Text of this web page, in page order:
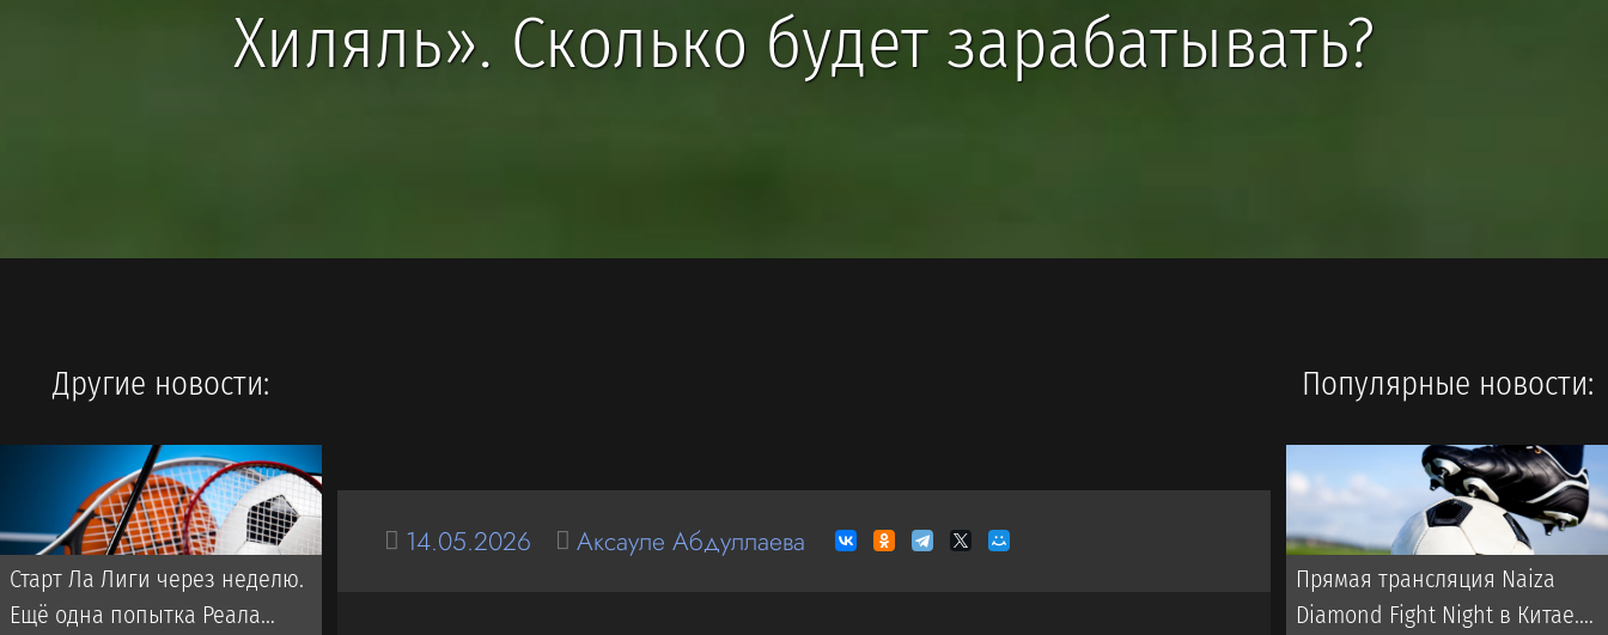
Хиляль». Сколько будет зарабатывать?
14.05.2026 Аксауле Абдуллаева
Другие новости:
Старт Ла Лиги через неделю.
Ещё одна попытка Реала
Популярные новости:
Прямая трансляция Naiza
Diamond Fight Night в Китае.